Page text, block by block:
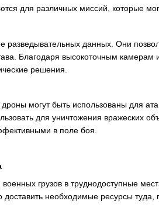
для различных миссий, которые
разведывательных данных. Они
Благодаря высокоточным
решения.
могут быть использованы для
для уничтожения вражеских
в поле боя.
грузов в труднодоступные
необходимые ресурсы туда,